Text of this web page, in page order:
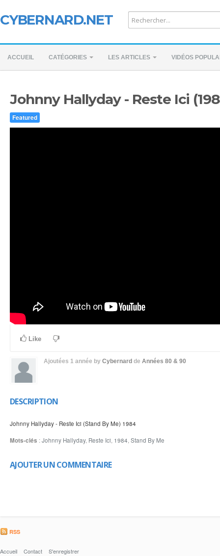
CYBERNARD.NET
ACCUEIL CATÉGORIES LES ARTICLES VIDÉOS
Johnny Hallyday - Reste Ici
Featured
Like
Ajoutées 1 année by Cybernard de Années 80 & 90
DESCRIPTION
Johnny Hallyday - Reste Ici (Stand By Me) 1984
Mots-clés :Johnny Hallyday, Reste Ici, 1984, Stand By Me
AJOUTER UN COMMENTAIRE
RSS
Accueil Contact
S'enregistrer